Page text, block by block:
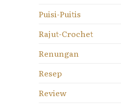
Puisi-Puitis
Rajut-Crochet
Renungan
Resep
Review